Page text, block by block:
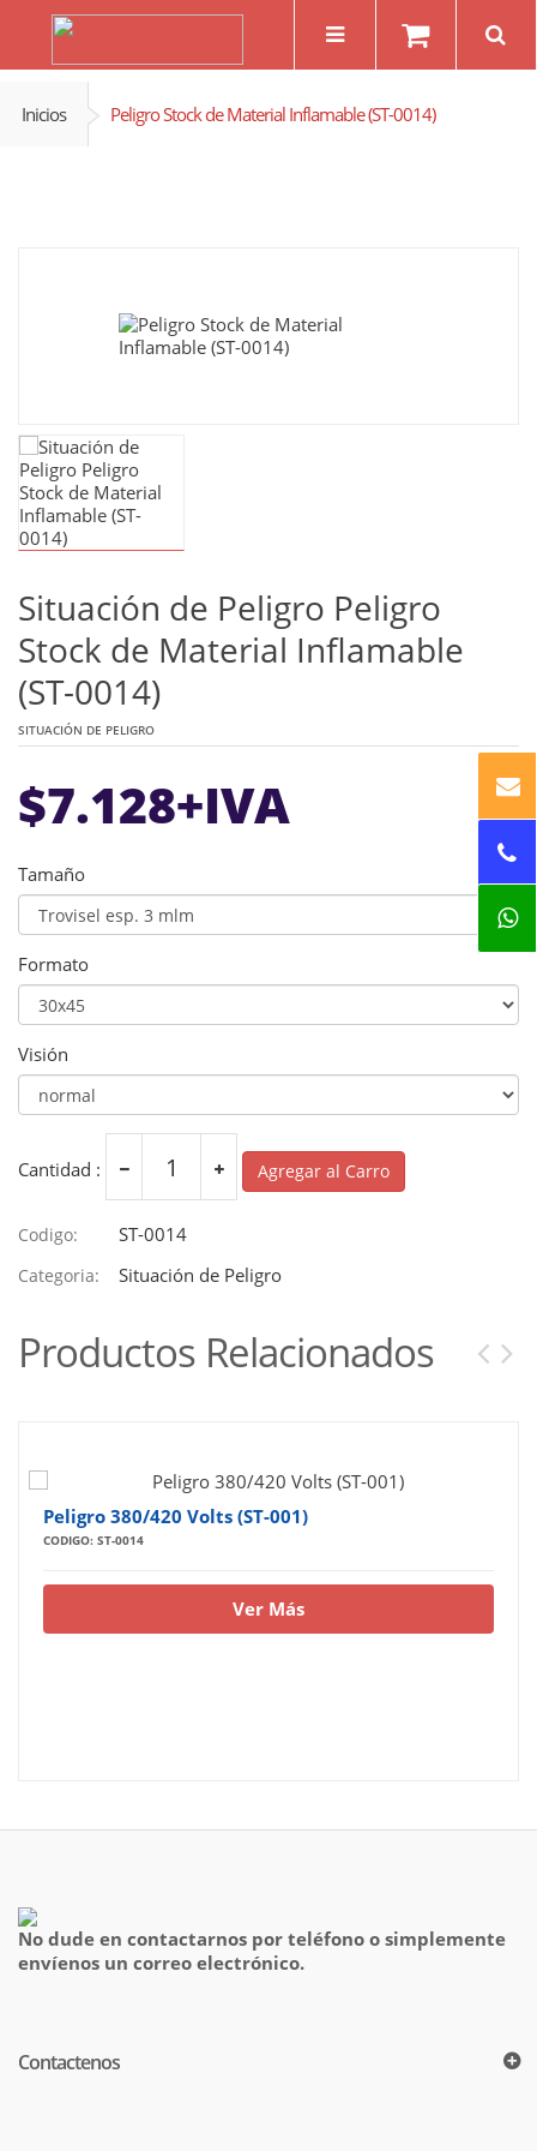
Inicios Peligro Stock de Material Inflamable (ST-0014)
Situación de Peligro Peligro
Stock de Material Inflamable
(ST-0014)
SITUACIÓN DE PELIGRO
$7.128+IVA
Tamaño
Formato
Visión
Cantidad : Agregar al Carro
Codigo: ST-0014
Categoria: Situación de Peligro
Productos Relacionados
Peligro 380/420 Volts (ST-001)
CODIGO: ST-0014
Ver Más
No dude en contactarnos por teléfono o simplemente
envíenos un correo electrónico.
Contactenos